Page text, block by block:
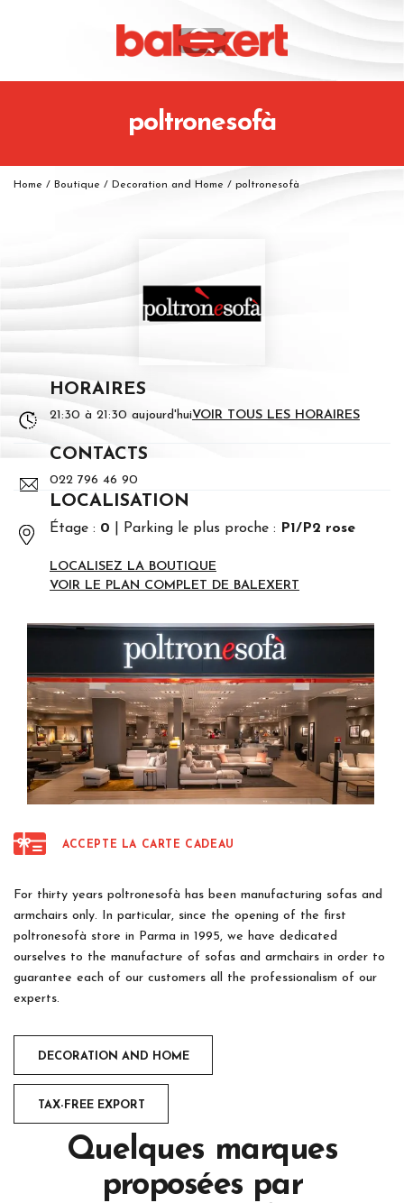
poltronesofà
Home / Boutique / Decoration and Home / poltronesofà
HORAIRES
21:30 à 21:30 aujourd'huiVOIR TOUS LES HORAIRES
CONTACTS
022 796 46 90
LOCALISATION
Étage : 0 Parking le plus proche : P1/P2 rose
LOCALISEZ LA BOUTIQUE
VOIR LE PLAN COMPLET DE BALEXERT
ACCEPTE LA CARTE CADEAU
For thirty years poltronesofà has been manufacturing sofas and
armchairs only. In particular, since the opening of the first
poltronesofà store in Parma in 1995, we have dedicated
ourselves to the manufacture of sofas and armchairs in order to
guarantee each of our customers all the professionalism of our
experts.
DECORATION AND HOME
TAX-FREE EXPORT
Quelques marques
proposées par